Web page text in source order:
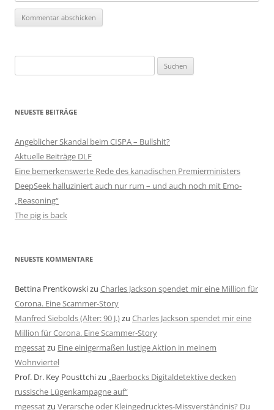
nach:
NEUESTE BEITRÄGE
Angeblicher Skandal beim CISPA – Bullshit?
Aktuelle Beiträge DLF
Eine bemerkenswerte Rede des kanadischen Premierministers
DeepSeek halluziniert auch nur rum – und auch noch mit Emo-
„Reasoning“
The pig is back
NEUESTE KOMMENTARE
Bettina Prentkowskizu Charles Jackson spendet mir eine Million für
Corona. Eine Scammer-Story
Manfred Siebolds (Alter: 90 J.)zu Charles Jackson spendet mir eine
Million für Corona. Eine Scammer-Story
mgessatzu Eine einigermaßen lustige Aktion in meinem
Wohnviertel
Prof. Dr. Key Pousttchizu „Baerbocks Digitaldetektive decken
russische Lügenkampagne auf“
mgessatzu Verarsche oder Kleingedrucktes-Missverständnis? Du